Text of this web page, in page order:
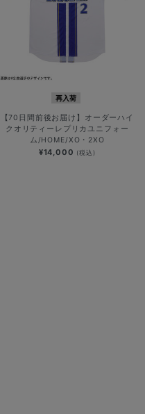
再入荷
【70日間前後お届け】オーダーハイ
クオリティーレプリカユニフォー
ム/HOME/XO・2XO
¥14,000 (税込)